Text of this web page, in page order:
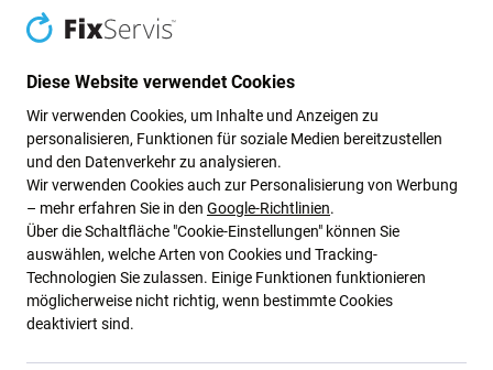
Fußabdruck zu verringern.
Weiterlesen
Newsletter-Fix
Abonnieren Sie den regelmäßigen Newsletter über Rabatte und
Neuigkeiten.
Abonnieren
Diese Website verwendet Cookies
Wir verwenden Cookies, um Inhalte und Anzeigen zu
personalisieren, Funktionen für soziale Medien bereitzustellen
und den Datenverkehr zu analysieren.
Wir verwenden Cookies auch zur Personalisierung von Werbung
– mehr erfahren Sie in den Google-Richtlinien.
Über die Schaltfläche "Cookie-Einstellungen" können Sie
auswählen, welche Arten von Cookies und Tracking-
Technologien Sie zulassen. Einige Funktionen funktionieren
möglicherweise nicht richtig, wenn bestimmte Cookies
deaktiviert sind.